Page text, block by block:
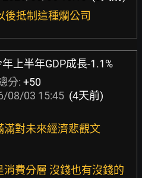
後抵制這種爛公司
上半年GDP成長-1.1%
分: +50
08/03 15:45 (4天前)
滿對未來經濟悲觀文
消費分層 沒錢也有沒錢的